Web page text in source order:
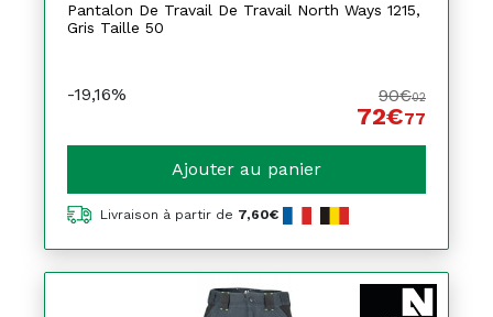
Pantalon De Travail De Travail North Ways 1215,
Gris Taille 50
-19,16% 90€02
72€77
Ajouter au panier
Livraison à partir de 7,60€